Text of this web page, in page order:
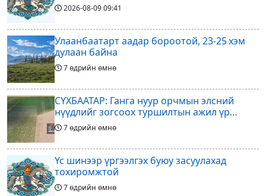
2026-08-0909:41
Улаанбаатарт аадар бороотой, 23-25 хэм
дулаан байна
7 өдрийн өмнө
СҮХБААТАР: Ганга нуур орчмын элсний
нүүдлийг зогсоох туршилтын ажил үр
дүнгээ өгч эхэлжээ
7 өдрийн өмнө
Үс шинээр үргээлгэх буюу засуулахад
тохиромжтой
7 өдрийн өмнө